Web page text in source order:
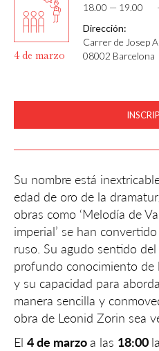
4 de marzo
18.00 — 19.00
Dirección:
Carrer de Josep
08002 Barcelona
Su nombre está
edad de oro de la
obras como ‘Melodía de
imperial’ se han
ruso. Su agudo sentido
profundo conocimiento de
y su capacidad para
manera sencilla y
obra de Leonid Zorin sea
El 4 de marzoa las 18:00